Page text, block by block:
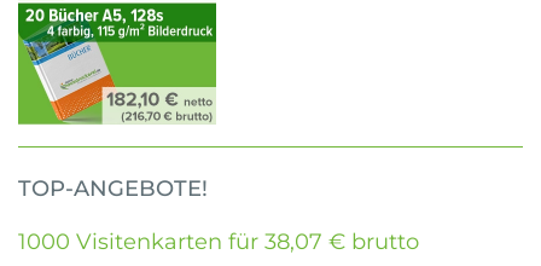
TOP-ANGEBOTE!
1000 Visitenkarten für 38,07 € brutto